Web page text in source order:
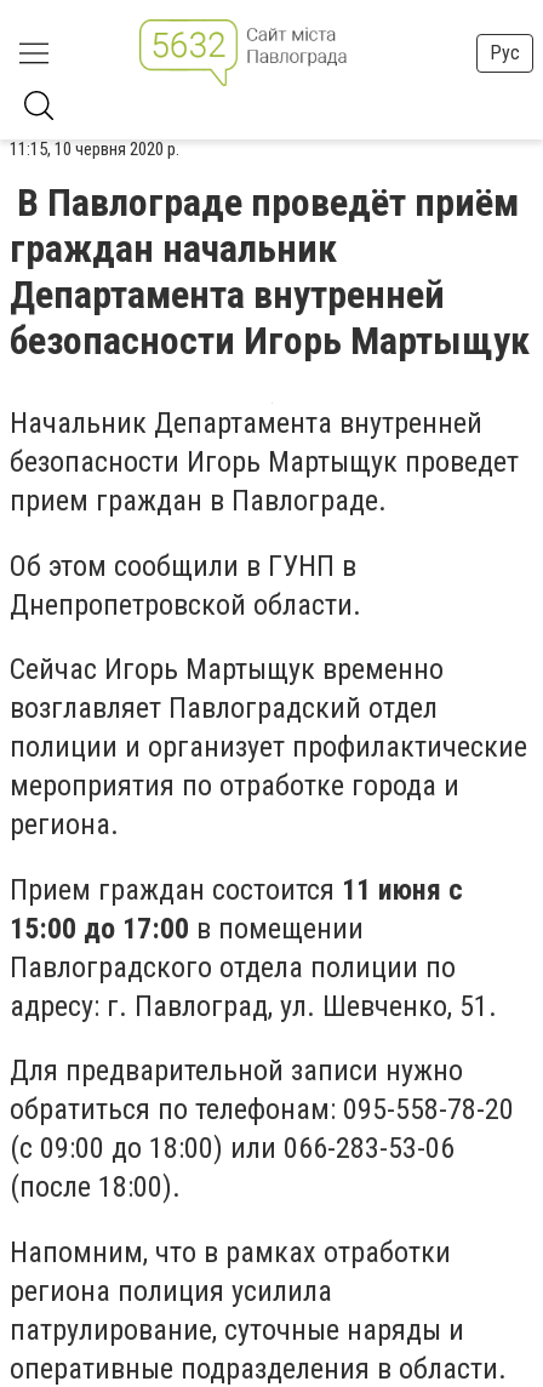
Рус
11:15, 10 червня 2020 р.
В Павлограде проведёт приём
граждан начальник
Департамента внутренней
безопасности Игорь Мартыщук
Начальник Департамента внутренней
безопасности Игорь Мартыщук проведет
прием граждан в Павлограде.
Об этом сообщили в ГУНП в
Днепропетровской области.
Сейчас Игорь Мартыщук временно
возглавляет Павлоградский отдел
полиции и организует профилактические
мероприятия по отработке города и
региона.
Прием граждан состоится 11 июня с
15:00 до 17:00 в помещении
Павлоградского отдела полиции по
адресу: г. Павлоград, ул. Шевченко, 51.
Для предварительной записи нужно
обратиться по телефонам: 095-558-78-20
(с 09:00 до 18:00) или 066-283-53-06
(после 18:00).
Напомним, что в рамках отработки
региона полиция усилила
патрулирование, суточные наряды и
оперативные подразделения в области.